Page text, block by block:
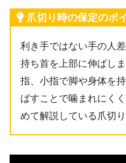
爪切り時の保定のポ
利き手ではない手の人
持ち首を上部に伸ばし
指、小指で脚や身体を
ばすことで噛まれにく
めて解説している爪切